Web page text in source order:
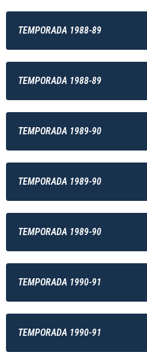
TEMPORADA 1988-89
TEMPORADA 1988-89
TEMPORADA 1989-90
TEMPORADA 1989-90
TEMPORADA 1989-90
TEMPORADA 1990-91
TEMPORADA 1990-91